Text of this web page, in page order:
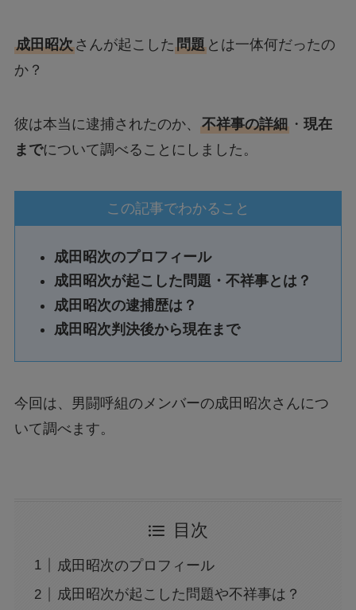
成田昭次さんが起こした問題とは一体何だったの
か？
彼は本当に逮捕されたのか、 不祥事の詳細・ 現在
までについて調べることにしました。
この記事でわかること
成田昭次のプロフィール
成田昭次が起こした問題・不祥事とは？
成田昭次の逮捕歴は？
成田昭次判決後から現在まで
今回は、男闘呼組のメンバーの成田昭次さんにつ
いて調べます。
目次
成田昭次のプロフィール
成田昭次が起こした問題や不祥事は？